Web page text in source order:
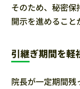
そのため、秘密
開示を進めること
引継ぎ期間を軽
院長が一定期間残